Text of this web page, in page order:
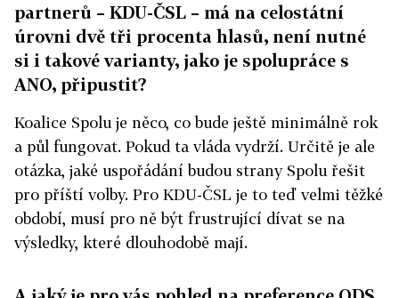
partnerů – KDU-ČSL – má na celostátní
úrovni dvě tři procenta hlasů, není nutné
si i takové varianty, jako je spolupráce s
ANO, připustit?
Koalice Spolu je něco, co bude ještě minimálně rok
a půl fungovat. Pokud ta vláda vydrží. Určitě je ale
otázka, jaké uspořádání budou strany Spolu řešit
pro příští volby. Pro KDU-ČSL je to teď velmi těžké
období, musí pro ně být frustrující dívat se na
výsledky, které dlouhodobě mají.